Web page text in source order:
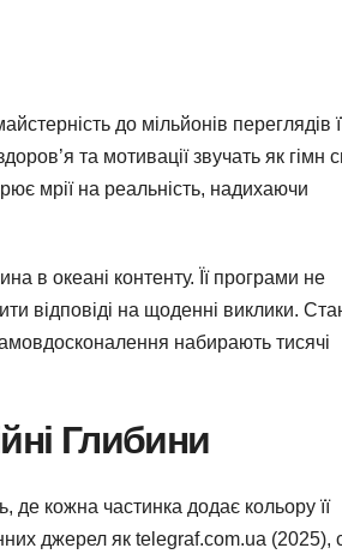
до мільйонів переглядів
та мотивації звучать як гімн
мрії на реальність, надихаючи
в океані контенту. Її програми не
відповіді на щоденні виклики.
набирають тисячі
Глибини
де кожна частинка додає кольору її
джерел як telegraf.com.ua (2025),